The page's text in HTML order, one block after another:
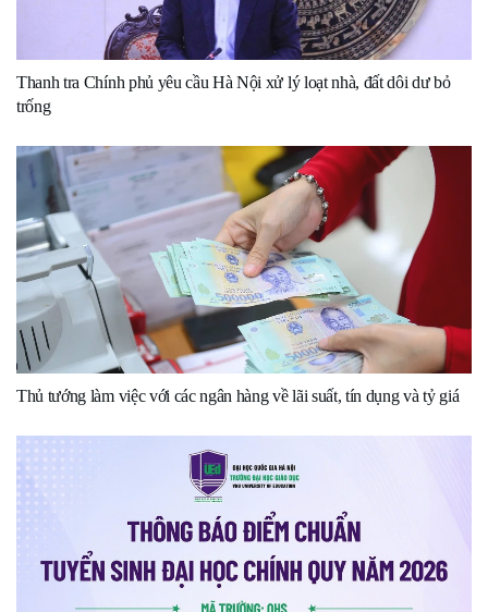
Thanh tra Chính phủ yêu cầu Hà Nội xử lý loạt nhà, đất dôi dư bỏ
trống
Thủ tướng làm việc với các ngân hàng về lãi suất, tín dụng và tỷ giá